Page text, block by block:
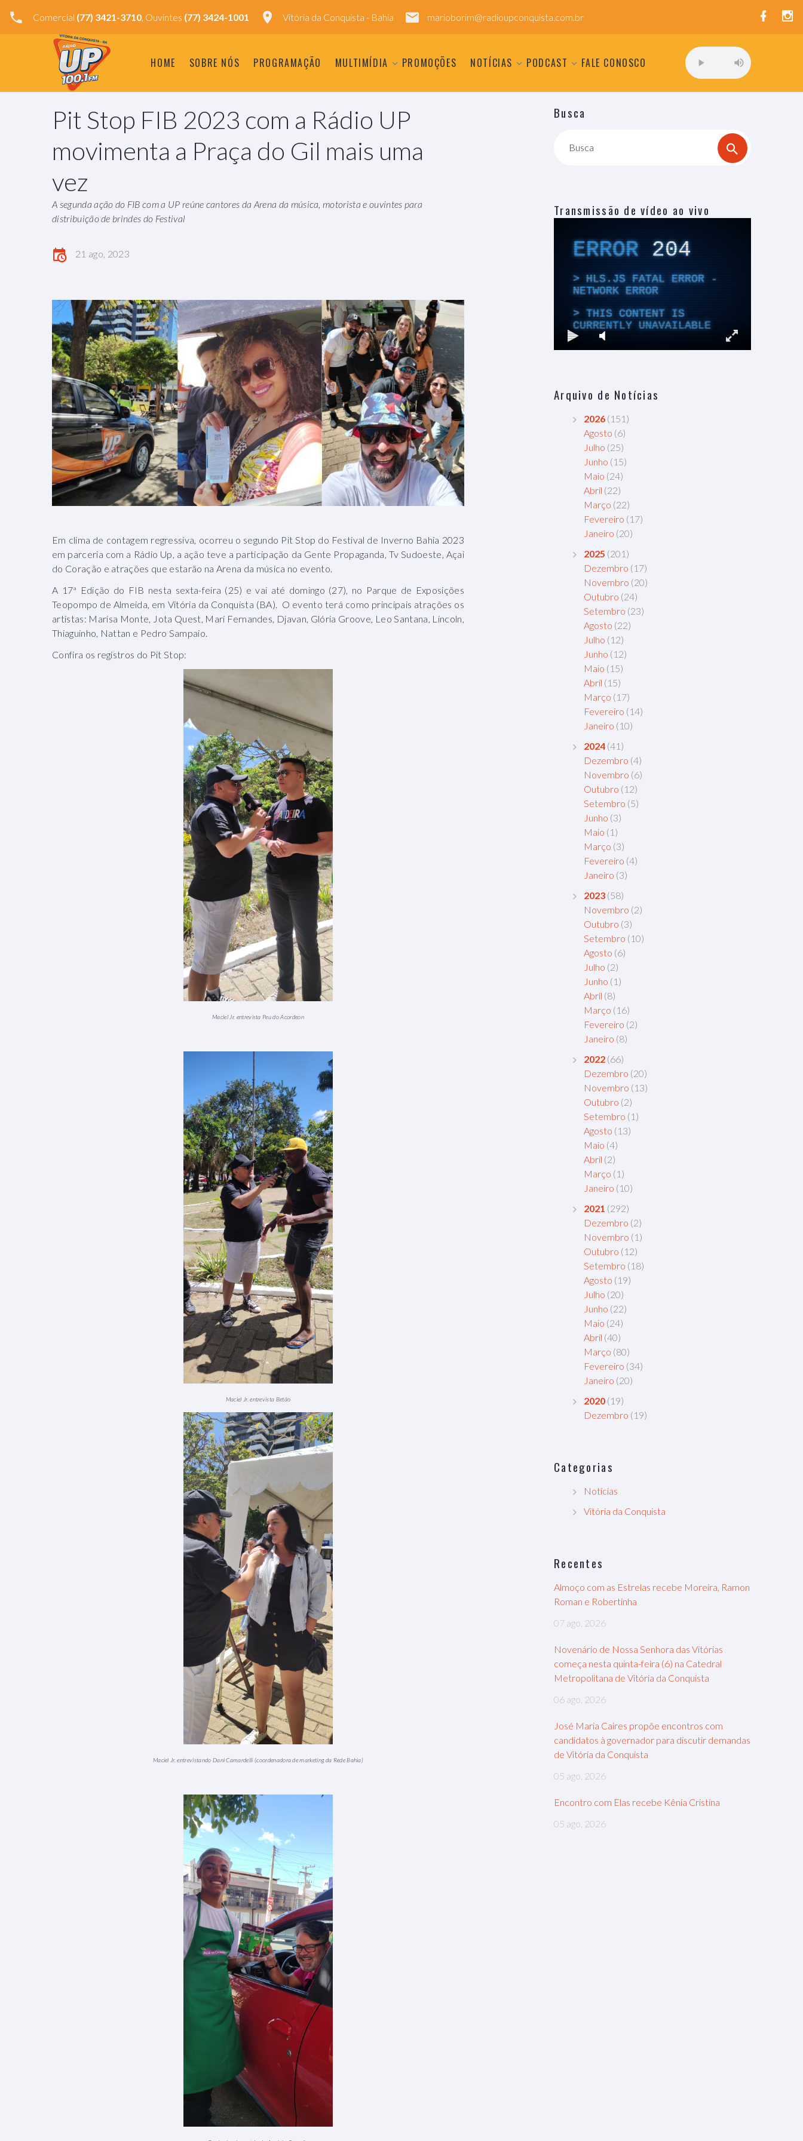
Comercial (77) 3421-3710, Ouvintes (77) 3424-1001 Vitória da Conquista - Bahia marioborim@radioupconquista.com.br
HOME SOBRE NÓS PROGRAMAÇÃO MULTIMÍDIA PROMOÇÕES NOTÍCIAS PODCAST FALE CONOSCO
Pit Stop FIB 2023 com a Rádio UP
movimenta a Praça do Gil mais uma
vez
A segunda ação do FIB com a UP reúne cantores da Arena da música, motorista e ouvintes para
distribuição de brindes do Festival
21 ago, 2023
Em clima de contagem regressiva, ocorreu o segundo Pit Stop do Festival de Inverno Bahia 2023
em parceria com a Rádio Up, a ação teve a participação da Gente Propaganda, Tv Sudoeste, Açai
do Coração e atrações que estarão na Arena da música no evento.
A 17ª Edição do FIB nesta sexta-feira (25) e vai até domingo (27), no Parque de Exposições
Teopompo de Almeida, em Vitória da Conquista (BA). O evento terá como principais atrações os
artistas: Marisa Monte, Jota Quest, Mari Fernandes, Djavan, Glória Groove, Leo Santana, Lincoln,
Thiaguinho, Nattan e Pedro Sampaio.
Confira os registros do Pit Stop:
Maciel Jr. entrevista Peu do Acordeon
Maciel Jr. entrevista Betão
Maciel Jr. entrevistando Dani Camardelli (coordenadora de marketing da Rede Bahia)
Busca
Busca
Transmissão de vídeo ao vivo
Arquivo de Notícias
2026 (151)
Agosto (6)
Julho (25)
Junho (15)
Maio (24)
Abril (22)
Março (22)
Fevereiro (17)
Janeiro (20)
2025 (201)
Dezembro (17)
Novembro (20)
Outubro (24)
Setembro (23)
Agosto (22)
Julho (12)
Junho (12)
Maio (15)
Abril (15)
Março (17)
Fevereiro (14)
Janeiro (10)
2024 (41)
Dezembro (4)
Novembro (6)
Outubro (12)
Setembro (5)
Junho (3)
Maio (1)
Março (3)
Fevereiro (4)
Janeiro (3)
2023 (58)
Novembro (2)
Outubro (3)
Setembro (10)
Agosto (6)
Julho (2)
Junho (1)
Abril (8)
Março (16)
Fevereiro (2)
Janeiro (8)
2022 (66)
Dezembro (20)
Novembro (13)
Outubro (2)
Setembro (1)
Agosto (13)
Maio (4)
Abril (2)
Março (1)
Janeiro (10)
2021 (292)
Dezembro (2)
Novembro (1)
Outubro (12)
Setembro (18)
Agosto (19)
Julho (20)
Junho (22)
Maio (24)
Abril (40)
Março (80)
Fevereiro (34)
Janeiro (20)
2020 (19)
Dezembro (19)
Categorias
Notícias
Vitória da Conquista
Recentes
Almoço com as Estrelas recebe Moreira, Ramon
Roman e Robertinha
07 ago, 2026
Novenário de Nossa Senhora das Vitórias
começa nesta quinta-feira (6) na Catedral
Metropolitana de Vitória da Conquista
06 ago, 2026
José Maria Caires propõe encontros com
candidatos à governador para discutir demandas
de Vitória da Conquista
05 ago, 2026
Encontro com Elas recebe Kênia Cristina
05 ago, 2026